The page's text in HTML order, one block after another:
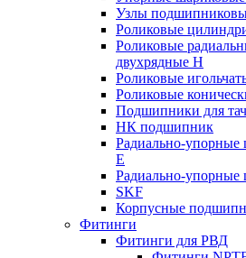
Узлы
Роликовые
Роликовые
двухрядные H
Роликовые
Роликовые
Подшипники для
НК подшипник
Радиально-
Е
Радиально-упорные
SKF
Корпусные
Фитинги
Фитинги для РВД